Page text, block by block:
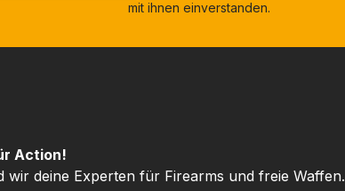
mit ihnen einverstanden.
Action!
wir deine Experten für Firearms und freie Waffen.